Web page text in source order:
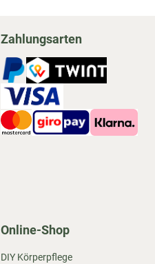
Zahlungsarten
Online-Shop
DIY Körperpflege